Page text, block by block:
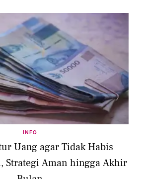
INFO
Uang agar Tidak Habis
Strategi Aman hingga Akhir